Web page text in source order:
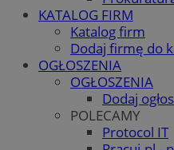
KATALOG FIRM
Katalog firm
Dodaj firmę do
OGŁOSZENIA
OGŁOSZENIA
Dodaj
POLECAMY
Protocol IT